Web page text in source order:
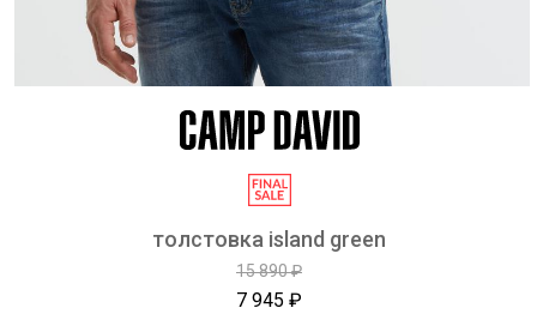
толстовка island green
15 890 ₽
7 945 ₽